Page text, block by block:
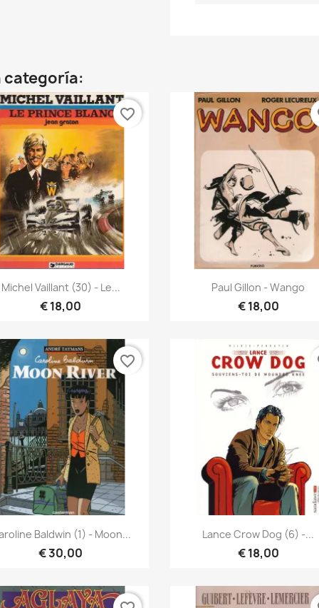
categoría:
Vista rápida
Michel Vaillant (30) - Le...
€ 18,00
favorite_border
Vista rápida
Paul Gillon - Wango
€ 18,00
Vista rápida
Baldwin (1) - Moon...
€ 30,00
favorite_border
Vista rápida
Lance Crow Dog (6) -...
€ 18,00